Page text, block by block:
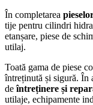
În completarea
tije pentru cilindri
etanșare, piese de
utilaj.
Toată gama de piese
întreținută și sigură. În
deîntreținere și
utilaje, echipamente